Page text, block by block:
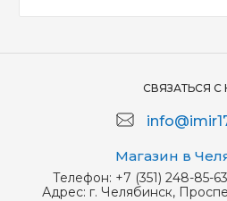
СВЯЗАТЬСЯ С
Магазин в
Телефон: +7 (351) 248-85-
Адрес: г. Челябинск,